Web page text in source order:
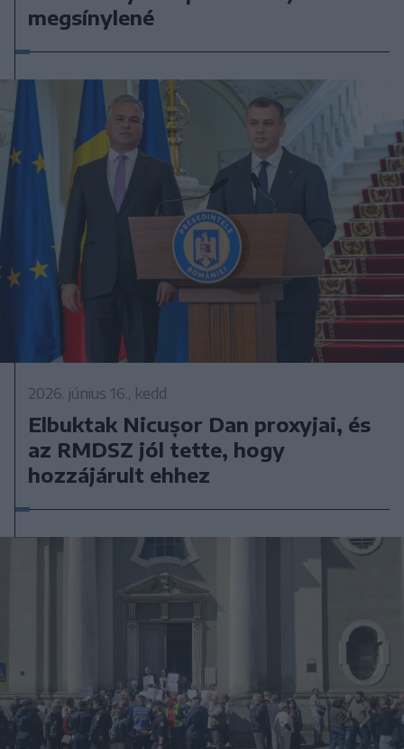
megsínylené
2026. június 16., kedd
Elbuktak Nicușor Dan proxyjai, és
az RMDSZ jól tette, hogy
hozzájárult ehhez